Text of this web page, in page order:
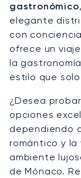
gastronómico
elegante
con
ofrece un
la
estilo que
¿Desea
opciones
dependiendo
romántico y la
ambiente
de Mónaco.